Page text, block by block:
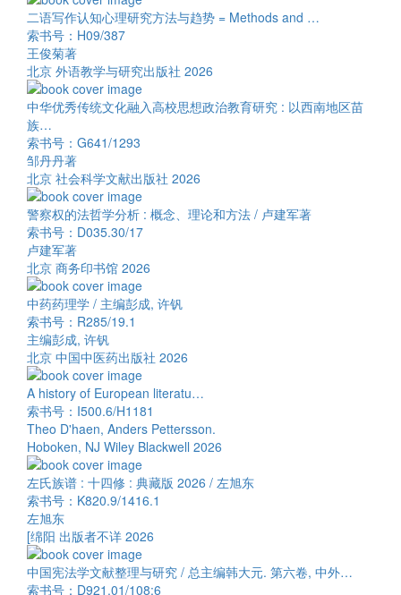
二语写作认知心理研究方法与趋势 = Methods and …
索书号：H09/387
王俊菊著
北京 外语教学与研究出版社 2026
中华优秀传统文化融入高校思想政治教育研究 : 以西南地区苗
族…
索书号：G641/1293
邹丹丹著
北京 社会科学文献出版社 2026
警察权的法哲学分析 : 概念、理论和方法 / 卢建军著
索书号：D035.30/17
卢建军著
北京 商务印书馆 2026
中药药理学 / 主编彭成, 许钒
索书号：R285/19.1
主编彭成, 许钒
北京 中国中医药出版社 2026
A history of European literatu…
索书号：I500.6/H1181
Theo D'haen, Anders Pettersson.
Hoboken, NJ Wiley Blackwell 2026
左氏族谱 : 十四修 : 典藏版 2026 / 左旭东
索书号：K820.9/1416.1
左旭东
[绵阳 出版者不详 2026
中国宪法学文献整理与研究 / 总主编韩大元. 第六卷, 中外…
索书号：D921.01/108:6